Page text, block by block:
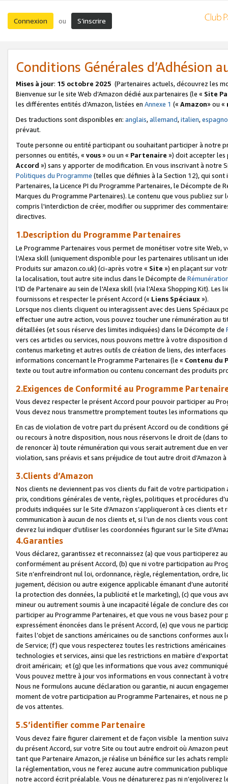
Connexion ou S’inscrire
Conditions Générales d’Adhésion
Mises à jour: 15 octobre 2025 (Partenaires actuels, découvrez les
Bienvenue sur le site Web d’Amazon dédié aux partenaires (le « Site
les différentes entités d’Amazon, listées en Annexe 1 (« Amazon» ou «
Des traductions sont disponibles en: anglais,allemand,italien,
prévaut.
Toute personne ou entité participant ou souhaitant participer à notre
personnes ou entités, « vous» ou un « Partenaire ») doit accepter les
Accord ») sans y apporter de modification. En vous inscrivant à notre
Politiques du Programme (telles que définies à la Section 12), qui
Partenaires, la Licence PI du Programme Partenaires, le Décompte de
Marques du Programme Partenaires). Le contenu que vous publiez
compris l'interdiction de créer, modifier ou supprimer des
directives.
1.Description du Programme Partenaires
Le Programme Partenaires vous permet de monétiser votre site Web,
l'Alexa skill (uniquement disponible pour les partenaires utilisant un
Produits sur amazon.co.uk) (ci-après votre « Site ») en plaçant sur
la localisation, tout autre site inclus dans le Décompte de
l'ID de Partenaire au sein de l'Alexa skill (via l'Alexa Shopping Kit).
fournissons et respecter le présent Accord (« Liens Spéciaux»).
Lorsque nos clients cliquent ou interagissent avec des Liens Spéciaux
effectuer une autre action, vous pouvez toucher une rémunération
détaillées (et sous réserve des limites indiquées) dans le Décompte de
vers ces articles ou services, nous pouvons mettre à votre disposition
contenus marketing et autres outils de création de liens, des
informations concernant le Programme Partenaires (le « Contenu du
texte ou tout autre information ou contenu concernant des produits
2.Exigences de Conformité au Programme
Vous devez respecter le présent Accord pour pouvoir participer au
Vous devez nous transmettre promptement toutes les informations
En cas de violation de votre part du présent Accord ou de conditions
ou recours à notre disposition, nous nous réservons le droit de (dans
de renoncer à) toute rémunération qui vous serait autrement due en
violation, sans préavis et sans préjudice de tout autre droit
3.Clients d’Amazon
Nos clients ne deviennent pas vos clients du fait de votre
prix, conditions générales de vente, règles, politiques et procédures
produits indiquées sur le Site d’Amazon s’appliqueront à ces clients
communication à aucun de nos clients et, si l’un de nos clients vous
devrez lui indiquer d’utiliser les coordonnées figurant sur le Site
4.Garanties
Vous déclarez, garantissez et reconnaissez (a) que vous participerez
conformément au présent Accord, (b) que ni votre participation au
Site n’enfreindront nul loi, ordonnance, règle, réglementation, ordre,
jugement, décision ou autre exigence applicable émanant d’une
la protection des données, la publicité et le marketing), (c) que vous
mineur ou autrement soumis à une incapacité légale de conclure des
participer au Programme Partenaires, et que vous ne vous basez
expressément énoncées dans le présent Accord, (e) que vous ne
faites l’objet de sanctions américaines ou de sanctions conformes
de Service; (f) que vous respecterez toutes les restrictions
technologies et services, ainsi que les restrictions en matière
droit américain; et (g) que les informations que vous avez
Vous pouvez mettre à jour vos informations en vous connectant à
Nous ne formulons aucune déclaration ou garantie, ni aucun
moment de votre participation au Programme Partenaires, et nous
de vos attentes.
5.S’identifier comme Partenaire
Vous devez faire figurer clairement et de façon visible la mention
du présent Accord, sur votre Site ou tout autre endroit où Amazon
tant que Partenaire Amazon, je réalise un bénéfice sur les achats
la réglementation, vous ne ferez aucune autre communication
notre accord écrit préalable. Vous ne dénaturerez pas ni